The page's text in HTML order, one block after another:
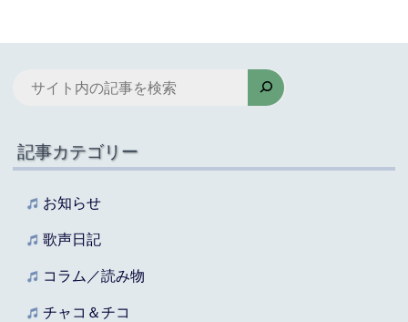
記事カテゴリー
お知らせ
歌声日記
コラム／読み物
チャコ＆チコ